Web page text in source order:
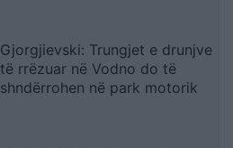
Gjorgjievski: Trungjet e drunjve
të rrëzuar në Vodno do të
shndërrohen në park motorik